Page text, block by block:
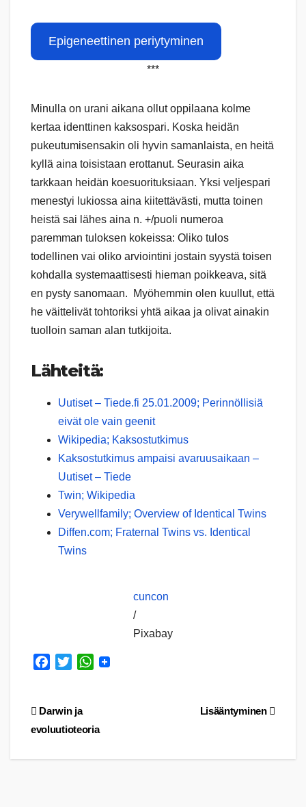
Epigeneettinen periytyminen
***
Minulla on urani aikana ollut oppilaana kolme
kertaa identtinen kaksospari. Koska heidän
pukeutumisensakin oli hyvin samanlaista, en heitä
kyllä aina toisistaan erottanut. Seurasin aika
tarkkaan heidän koesuorituksiaan. Yksi veljespari
menestyi lukiossa aina kiitettävästi, mutta toinen
heistä sai lähes aina n. +/puoli numeroa
paremman tuloksen kokeissa: Oliko tulos
todellinen vai oliko arviointini jostain syystä toisen
kohdalla systemaattisesti hieman poikkeava, sitä
en pysty sanomaan. Myöhemmin olen kuullut, että
he väittelivät tohtoriksi yhtä aikaa ja olivat ainakin
tuolloin saman alan tutkijoita.
Lähteitä:
Uu­ti­set – Tie­de.fi 25.01.2009; Pe­rin­nöl­li­siä
ei­vät ole vain gee­nit
Wikipedia; Kaksostutkimus
Kak­sos­tut­ki­mus am­pai­si ava­ruus­ai­kaan –
Uu­ti­set – Tie­de
Twin; Wikipedia
Verywellfamily; Overview of Identical Twins
Diffen.com; Fraternal Twins vs. Identical
Twins
cuncon
/
Pixabay
e
b
o
t
t
r
W
s
p
Artikkelien
Lisääntyminen
Darwin ja
evoluutioteoria